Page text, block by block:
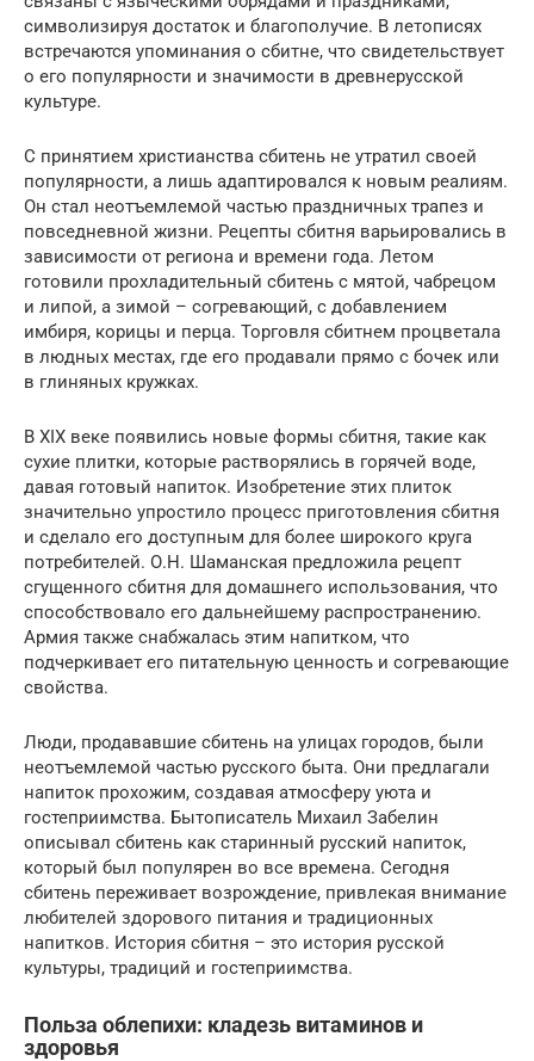
символизируя достаток и благополучие. В летописях
встречаются упоминания о сбитне, что свидетельствует
о его популярности и значимости в древнерусской
культуре.
С принятием христианства сбитень не утратил своей
популярности, а лишь адаптировался к новым реалиям.
Он стал неотъемлемой частью праздничных трапез и
повседневной жизни. Рецепты сбитня варьировались в
зависимости от региона и времени года. Летом
готовили прохладительный сбитень с мятой, чабрецом
и липой, а зимой – согревающий, с добавлением
имбиря, корицы и перца. Торговля сбитнем процветала
в людных местах, где его продавали прямо с бочек или
в глиняных кружках.
В XIX веке появились новые формы сбитня, такие как
сухие плитки, которые растворялись в горячей воде,
давая готовый напиток. Изобретение этих плиток
значительно упростило процесс приготовления сбитня
и сделало его доступным для более широкого круга
потребителей. О.Н. Шаманская предложила рецепт
сгущенного сбитня для домашнего использования, что
способствовало его дальнейшему распространению.
Армия также снабжалась этим напитком, что
подчеркивает его питательную ценность и согревающие
свойства.
Люди, продававшие сбитень на улицах городов, были
неотъемлемой частью русского быта. Они предлагали
напиток прохожим, создавая атмосферу уюта и
гостеприимства. Бытописатель Михаил Забелин
описывал сбитень как старинный русский напиток,
который был популярен во все времена. Сегодня
сбитень переживает возрождение, привлекая внимание
любителей здорового питания и традиционных
напитков. История сбитня – это история русской
культуры, традиций и гостеприимства.
Польза облепихи: кладезь витаминов и
здоровья